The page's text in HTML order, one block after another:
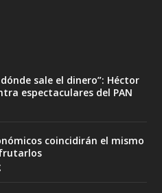
sale el dinero”: Héctor
espectaculares del PAN
coincidirán el mismo